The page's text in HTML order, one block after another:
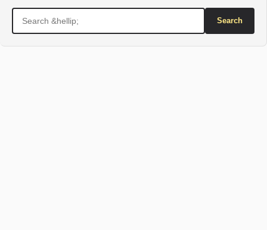
Search
for: